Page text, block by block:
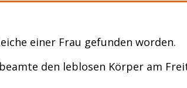
einer Frau gefunden worden.
den leblosen Körper am